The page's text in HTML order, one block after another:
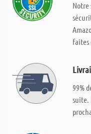
Notre
faites
99%
suite.